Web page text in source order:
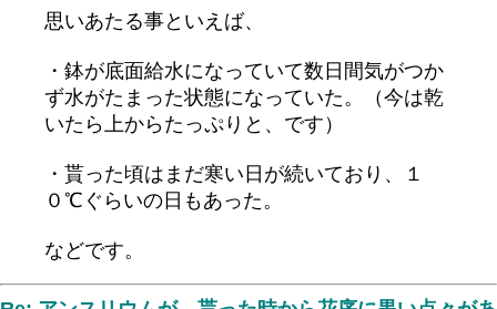
思いあたる事といえば、
・鉢が底面給水になっていて数日間気がつか
ず水がたまった状態になっていた。（今は乾
いたら上からたっぷりと、です）
・貰った頃はまだ寒い日が続いており、１
０℃ぐらいの日もあった。
などです。